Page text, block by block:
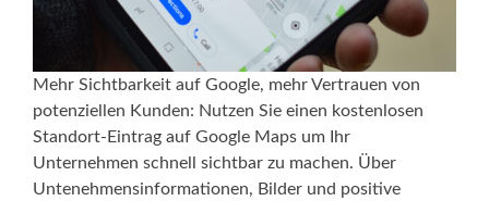
Mehr Sichtbarkeit auf Google, mehr Vertrauen von
potenziellen Kunden: Nutzen Sie einen kostenlosen
Standort-Eintrag auf Google Maps um Ihr
Unternehmen schnell sichtbar zu machen. Über
Untenehmensinformationen, Bilder und positive